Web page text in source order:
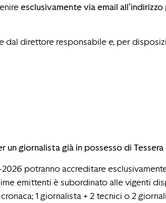
esclusivamente via email all’indirizzo
direttore responsabile e, per
un giornalista già in possesso di
potranno accreditare
emittenti è subordinato alle vigenti
1 giornalista + 2 tecnici o 2